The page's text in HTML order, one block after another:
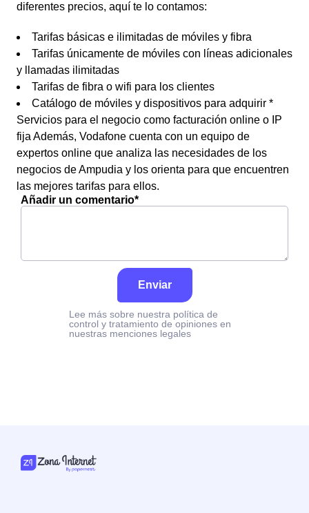
diferentes precios, aquí te lo contamos:
Tarifas básicas e ilimitadas de móviles y fibra
Tarifas únicamente de móviles con líneas adicionales
y llamadas ilimitadas
Tarifas de fibra o wifi para los clientes
Catálogo de móviles y dispositivos para adquirir *
Servicios para el negocio como facturación online o IP
fija Además, Vodafone cuenta con un equipo de
expertos online que analiza las necesidades de los
negocios de Ampudia y los orienta para que encuentren
las mejores tarifas para ellos.
Añadir un comentario*
Enviar
Lee más sobre nuestra política de
control y tratamiento de opiniones en
nuestras menciones legales